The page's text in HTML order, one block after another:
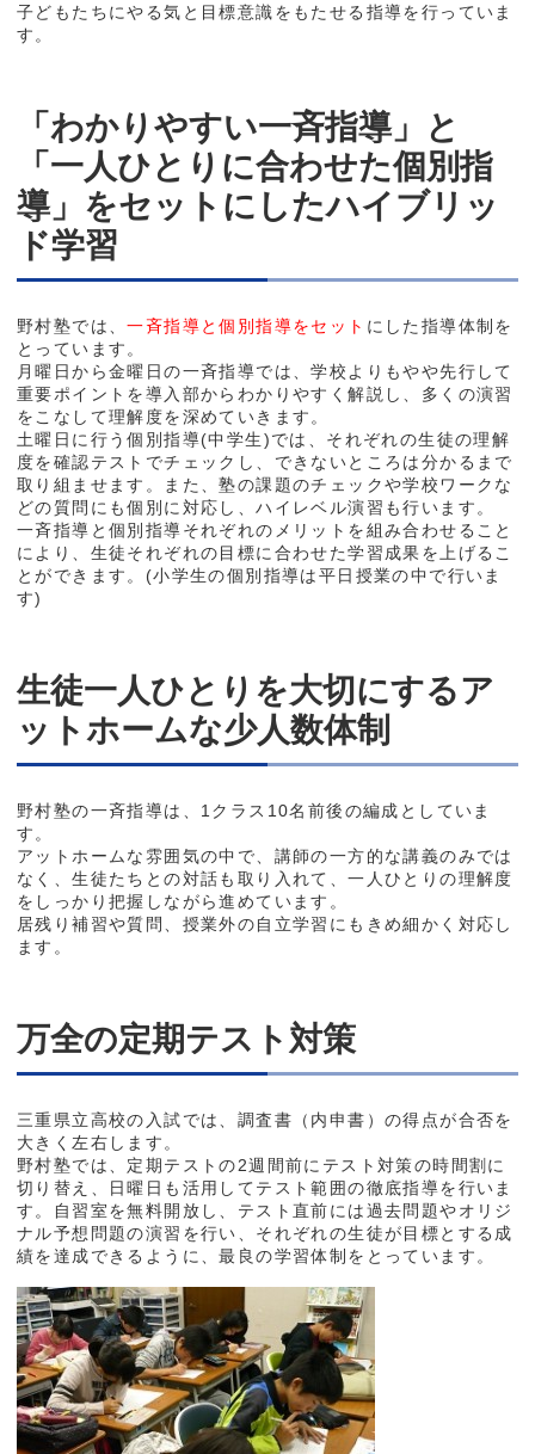
子どもたちにやる気と目標意識をもたせる指導を行っていま
す。
「わかりやすい一斉指導」と
「一人ひとりに合わせた個別指
導」をセットにしたハイブリッ
ド学習
野村塾では、一斉指導と個別指導をセット にした指導体制を
とっています。
月曜日から金曜日の一斉指導では、学校よりもやや先行して
重要ポイントを導入部からわかりやすく解説し、多くの演習
をこなして理解度を深めていきます。
土曜日に行う個別指導(中学生)では、それぞれの生徒の理解
度を確認テストでチェックし、できないところは分かるまで
取り組ませます。また、塾の課題のチェックや学校ワークな
どの質問にも個別に対応し、ハイレベル演習も行います。
一斉指導と個別指導それぞれのメリットを組み合わせること
により、生徒それぞれの目標に合わせた学習成果を上げるこ
とができます。(小学生の個別指導は平日授業の中で行いま
す)
生徒一人ひとりを大切にするア
ットホームな少人数体制
野村塾の一斉指導は、1クラス10名前後の編成としていま
す。
アットホームな雰囲気の中で、講師の一方的な講義のみでは
なく、生徒たちとの対話も取り入れて、一人ひとりの理解度
をしっかり把握しながら進めています。
居残り補習や質問、授業外の自立学習にもきめ細かく対応し
ます。
万全の定期テスト対策
三重県立高校の入試では、調査書（内申書）の得点が合否を
大きく左右します。
野村塾では、定期テストの2週間前にテスト対策の時間割に
切り替え、日曜日も活用してテスト範囲の徹底指導を行いま
す。自習室を無料開放し、テスト直前には過去問題やオリジ
ナル予想問題の演習を行い、それぞれの生徒が目標とする成
績を達成できるように、最良の学習体制をとっています。